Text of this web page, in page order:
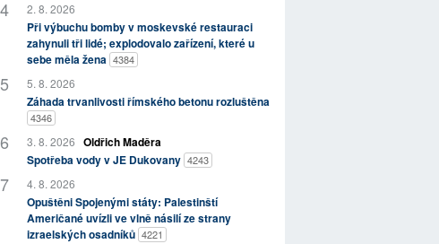
2. 8. 2026
Při výbuchu bomby v moskevské restauraci
zahynuli tři lidé; explodovalo zařízení, které u
sebe měla žena 4384
5. 8. 2026
Záhada trvanlivosti římského betonu rozluštěna
4346
3. 8. 2026 Oldřich Maděra
Spotřeba vody v JE Dukovany 4243
4. 8. 2026
Opuštěni Spojenými státy: Palestinští
Američané uvízli ve vlně násilí ze strany
izraelských osadníků 4221